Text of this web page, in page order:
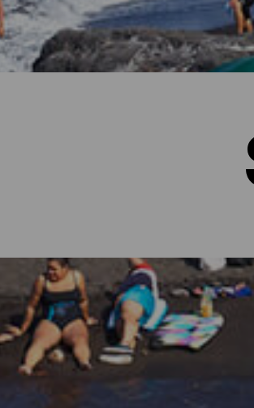
Alle stranden van La Palma